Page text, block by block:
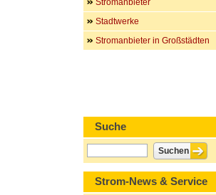
Stromanbieter
Stadtwerke
Stromanbieter in Großstädten
Suche
Strom-News & Service